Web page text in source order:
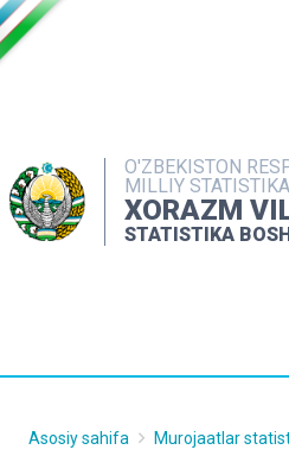
O'ZBEKISTON
MILLIY
XORAZM
STATISTIKA
INTERAKTIV
MATBUOT
Asosiy sahifa Murojaatlar